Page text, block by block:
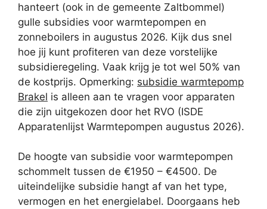
hanteert (ook in de gemeente Zaltbommel)
gulle subsidies voor warmtepompen en
zonneboilers in augustus 2026. Kijk dus snel
hoe jij kunt profiteren van deze vorstelijke
subsidieregeling. Vaak krijg je tot wel 50% van
de kostprijs. Opmerking: subsidie warmtepomp
Brakel is alleen aan te vragen voor apparaten
die zijn uitgekozen door het RVO (ISDE
Apparatenlijst Warmtepompen augustus 2026).
De hoogte van subsidie voor warmtepompen
schommelt tussen de €1950 – €4500. De
uiteindelijke subsidie hangt af van het type,
vermogen en het energielabel. Doorgaans heb